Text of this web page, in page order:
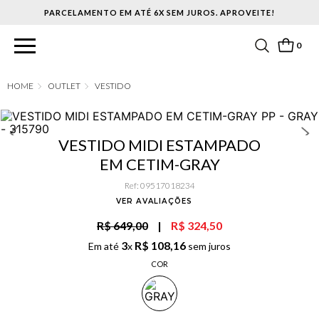
PARCELAMENTO EM ATÉ 6X SEM JUROS. APROVEITE!
0
OUTLET VESTIDO
VESTIDO MIDI ESTAMPADO
EM CETIM-GRAY
Ref: 09517018234
VER AVALIAÇÕES
R$ 649,00 | R$ 324,50
Em até 3x R$ 108,16 sem juros
COR